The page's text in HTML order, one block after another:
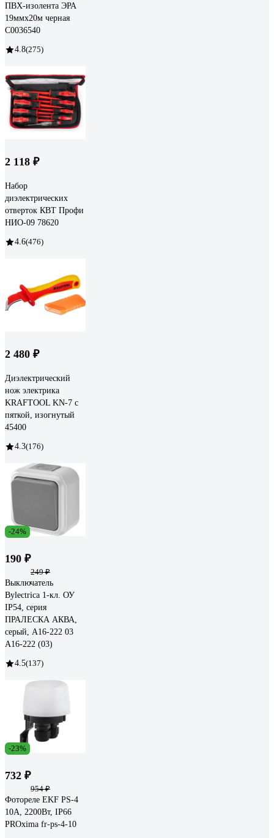
ПВХ-изолента ЭРА
19ммх20м черная
C0036540
4.8(275)
2 118 ₽
Набор
диэлектрических
отверток КВТ Профи
НИО-09 78620
4.6(476)
2 480 ₽
Диэлектрический
нож электрика
KRAFTOOL KN-7 с
пяткой, изогнутый
45400
4.3(176)
-24%
190 ₽
249 ₽
Выключатель
Bylectrica 1-кл. ОУ
IP54, серия
ПРАЛЕСКА АКВА,
серый, А16-222 03
А16-222 (03)
4.5(137)
-23%
732 ₽
954 ₽
Фотореле EKF PS-4
10А, 2200Вт, IP66
PROxima fr-ps-4-10